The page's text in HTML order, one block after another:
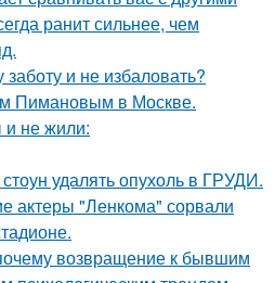
ранит сильнее, чем
и не избаловать?
Пимановым в Москве.
и не жили:
удалять опухоль в ГРУДИ.
актеры "Ленкома" сорвали
возвращение к бывшим